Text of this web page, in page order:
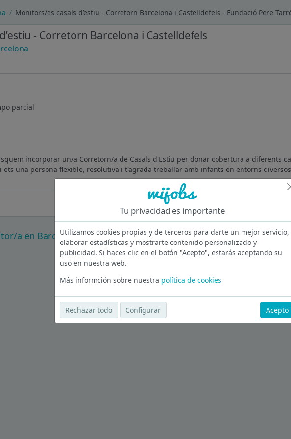
Monitors/es casals d’estiu - Corretorn Barcelona i Castelldefels - Fundació Pere
- Corretorn Barcelona i Castelldefels
parcial
incorporar un/a Corretorn/a de Casals d'Estiu per donar cobertura a diferents
ets una persona flexible, resolutiva i t'agrada treballar amb infants en entorns
a en Barcelona
Ver más ofertas
Tu privacidad es importante
Utilizamos cookies propias y de terceros para darte un mejor servicio,
elaborar estadísticas y mostrarte contenido personalizado y
publicidad. Si haces clic en el botón "Acepto", estarás aceptando su
uso en nuestra web.
Más informción sobre nuestra política de cookies
Rechazar todo Configurar Acepto